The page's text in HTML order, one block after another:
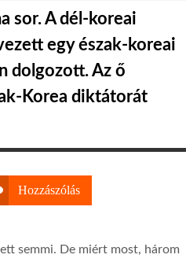
sor. A dél-koreai
egy észak-koreai
dolgozott. Az ő
Korea diktátorát
Hozzászólás
semmi. De miért most, három